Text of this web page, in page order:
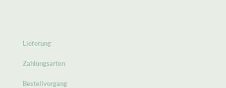
Lieferung
Zahlungsarten
Bestellvorgang